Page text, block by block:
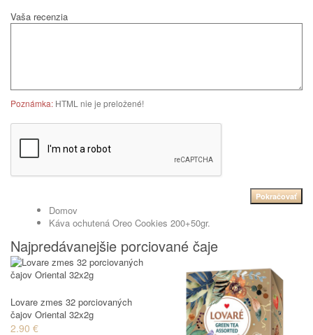
Vaša recenzia
Poznámka: HTML nie je preložené!
Pokračovať
Domov
Káva ochutená Oreo Cookies 200+50gr.
Najpredávanejšie porciované čaje
Lovare zmes 32 porciovaných
čajov Oriental 32x2g
2.90 €